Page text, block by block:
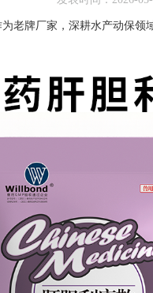
老牌厂家，深耕水产动保